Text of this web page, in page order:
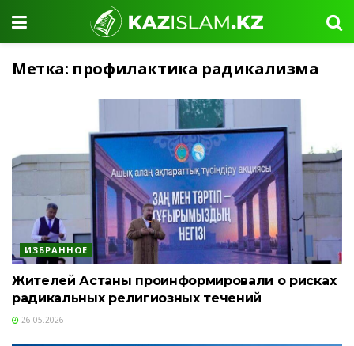
Метка: профилактика радикализма
ИЗБРАННОЕ
Жителей Астаны проинформировали о рисках
радикальных религиозных течений
26.05.2026